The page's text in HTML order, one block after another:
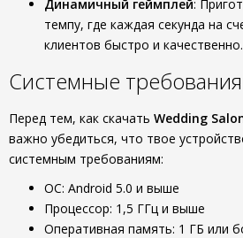
Динамичный геймплей:
темпу, где каждая секунда на
клиентов быстро и качественно.
Системные требования
Перед тем, как скачать Wedding
важно убедиться, что твое
системным требованиям:
ОС: Android 5.0 и выше
Процессор: 1,5 ГГц и выше
Оперативная память: 1 ГБ или